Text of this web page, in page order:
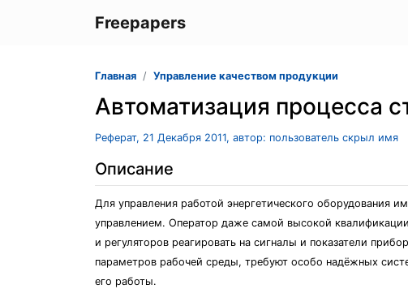
Freepapers
Главная Управление качеством продукции
Автоматизация процесса
Реферат, 21 Декабря 2011, автор: пользователь скрыл имя
Описание
Для управления работой энергетического оборудования
управлением. Оператор даже самой высокой
и регуляторов реагировать на сигналы и показатели
параметров рабочей среды, требуют особо надёжных
его работы.